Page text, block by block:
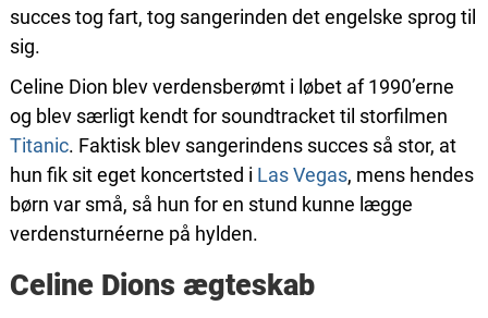
succes tog fart, tog sangerinden det engelske sprog til
sig.
Celine Dion blev verdensberømt i løbet af 1990’erne
og blev særligt kendt for soundtracket til storfilmen
Titanic. Faktisk blev sangerindens succes så stor, at
hun fik sit eget koncertsted i Las Vegas, mens hendes
børn var små, så hun for en stund kunne lægge
verdensturnéerne på hylden.
Celine Dions ægteskab